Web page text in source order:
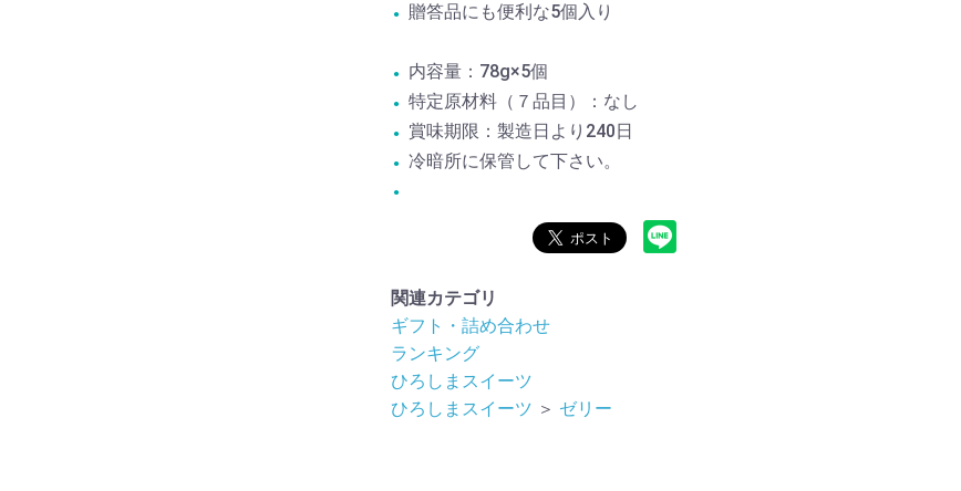
贈答品にも便利な5個入り
内容量：78g×5個
特定原材料（７品目）：なし
賞味期限：製造日より240日
冷暗所に保管して下さい。
関連カテゴリ
ギフト・詰め合わせ
ランキング
ひろしまスイーツ
ひろしまスイーツ ＞ ゼリー